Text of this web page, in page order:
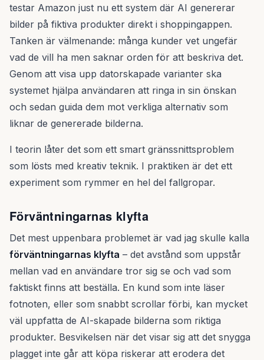
testar Amazon just nu ett system där AI genererar
bilder på fiktiva produkter direkt i shoppingappen.
Tanken är välmenande: många kunder vet ungefär
vad de vill ha men saknar orden för att beskriva det.
Genom att visa upp datorskapade varianter ska
systemet hjälpa användaren att ringa in sin önskan
och sedan guida dem mot verkliga alternativ som
liknar de genererade bilderna.
I teorin låter det som ett smart gränssnittsproblem
som lösts med kreativ teknik. I praktiken är det ett
experiment som rymmer en hel del fallgropar.
Förväntningarnas klyfta
Det mest uppenbara problemet är vad jag skulle kalla
förväntningarnas klyfta – det avstånd som uppstår
mellan vad en användare tror sig se och vad som
faktiskt finns att beställa. En kund som inte läser
fotnoten, eller som snabbt scrollar förbi, kan mycket
väl uppfatta de AI-skapade bilderna som riktiga
produkter. Besvikelsen när det visar sig att det snygga
plagget inte går att köpa riskerar att erodera det